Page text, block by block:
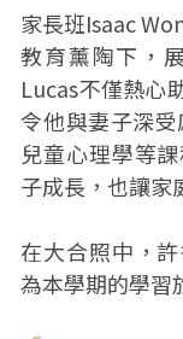
家長班Isaac
教育薰陶下，
Lucas不僅熱心
令他與妻子深
兒童心理學等
子成長，也讓家
在大合照中，
為本學期的學習